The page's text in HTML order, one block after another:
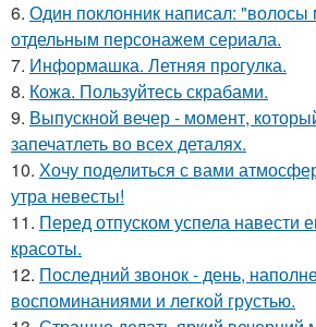
6. Один поклонник написал:
отдельным персонажем сериала.
7. Информашка. Летняя прогулка.
8. Кожа. Пользуйтесь скрабами.
9. Выпускной вечер - момент,
запечатлеть во всех деталях.
10. Хочу поделиться с вами
утра невесты!
11. Перед отпуском успела навести
красоты.
12. Последний звонок - день,
воспоминаниями и легкой грустью.